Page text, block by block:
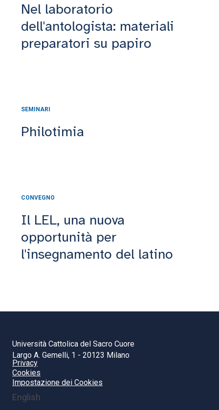
Nel laboratorio
dell'antologista: materiali
preparatori su papiro
SEMINARI
Philotimia
CONVEGNO
Il LEL, una nuova
opportunità per
l'insegnamento del latino
Università Cattolica del Sacro Cuore
Largo A. Gemelli, 1 - 20123 Milano
Privacy
Cookies
Impostazione dei Cookies
English